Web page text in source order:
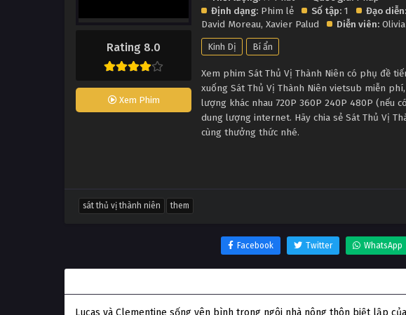
Rating 8.0
Xem Phim
Định dạng: Phim lẻ Số tập: 1
Đạo diễn:
David Moreau, Xavier Palud Diễn viên: Olivia
Kinh Dị Bí ẩn
Xem phim Sát Thủ Vị Thành Niên có phụ đề
xuống Sát Thủ Vị Thành Niên vietsub miễn
lượng khác nhau 720P 360P 240P 480P (nếu
dung lượng internet. Hãy chia sẻ Sát Thủ Vị
cùng thưởng thức nhé.
sát thủ vị thành niên them
Facebook Twitter WhatsApp
Lucas và Clementine sống yên bình trong ngôi nhà nông thôn biệt lập